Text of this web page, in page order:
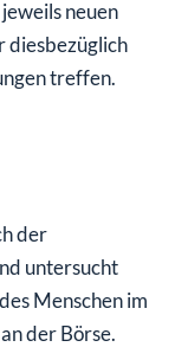
neuen
diesbezüglich
treffen.
der
untersucht
Menschen im
der Börse.